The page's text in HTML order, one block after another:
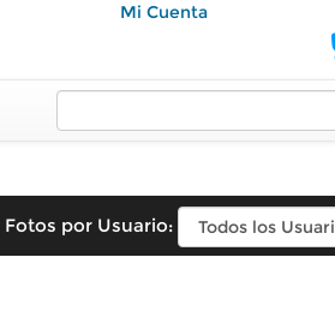
Mi Cuenta
Fotos por Usuario: